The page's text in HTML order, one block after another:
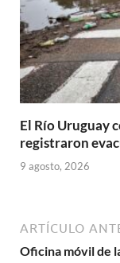
El Río Uruguay
registraron
9 agosto, 2026
ARTÍCULO
Oficina móvil de